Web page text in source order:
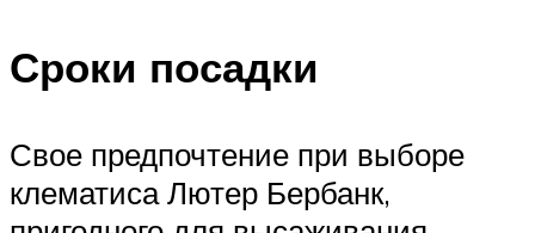
Сроки посадки
Свое предпочтение при выборе
клематиса Лютер Бербанк,